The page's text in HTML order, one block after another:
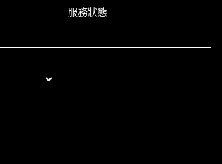
服務狀態